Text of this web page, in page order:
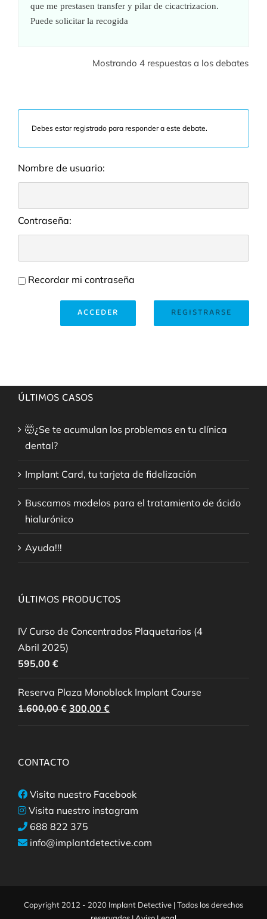
que me prestasen transfer y pilar de cicactrizacion.
Puede solicitar la recogida
Mostrando 4 respuestas a los debates
Debes estar registrado para responder a este debate.
Nombre de usuario:
Contraseña:
Recordar mi contraseña
REGISTRARSE
ACCEDER
ÚLTIMOS CASOS
🤯¿Se te acumulan los problemas en tu clínica
dental?
Implant Card, tu tarjeta de fidelización
Buscamos modelos para el tratamiento de ácido
hialurónico
Ayuda!!!
ÚLTIMOS PRODUCTOS
IV Curso de Concentrados Plaquetarios (4
Abril 2025)
595,00 €
Reserva Plaza Monoblock Implant Course
1.600,00€ El
precio
300,00 €El
precio
CONTACTO
Visita nuestro Facebook
Visita nuestro instagram
688 822 375
info@implantdetective.com
Copyright 2012 - 2020 Implant Detective | Todos los derechos